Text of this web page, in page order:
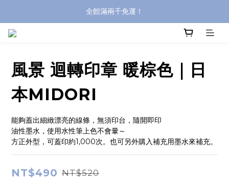
全館滿兩千免運！
登入購買，立即接收出貨通知
風景 迴轉印章 暖棕色｜日
本MIDORI
能夠蓋出細緻漂亮的線條，無須印台，隨開即印
油性墨水，使用水性筆上色不會暈～
方正外型，可蓋印約1,000次。也可另外購入補充用墨水來補充。
NT$490 NT$520